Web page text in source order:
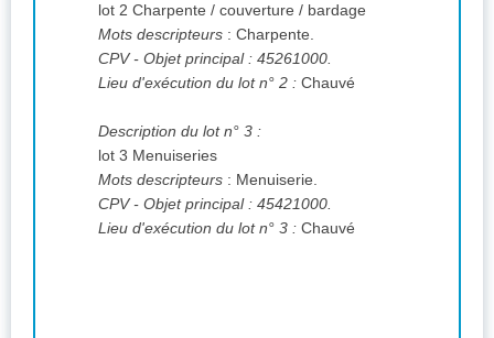
lot 2 Charpente / couverture / bardage
Mots descripteurs : Charpente.
CPV- Objet principal : 45261000.
Lieu d'exécution du lot n° 2 : Chauvé
Description du lot n° 3 :
lot 3 Menuiseries
Mots descripteurs : Menuiserie.
CPV- Objet principal : 45421000.
Lieu d'exécution du lot n° 3 : Chauvé